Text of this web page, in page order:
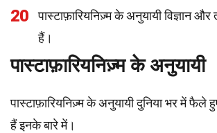
20
पास्टाफ़ारियनिज़्म के अनुयायी विज्ञान और
हैं।
पास्टाफ़ारियनिज़्म के अनुयायी
पास्टाफ़ारियनिज़्म के अनुयायी दुनिया भर में
हैं इनके बारे में।